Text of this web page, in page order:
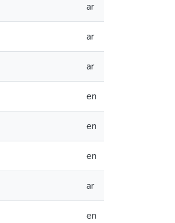
ar
ar
ar
en
en
en
ar
en